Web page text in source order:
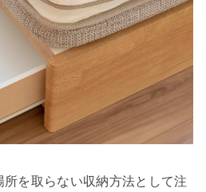
を取らない収納方法として注